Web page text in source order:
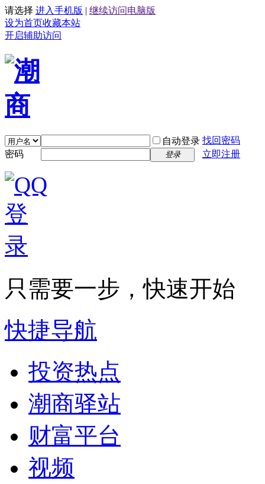
请选择 进入手机版 | 继续访问电脑版
设为首页收藏本站
开启辅助访问
自动登录 找回密码
密码
登录 立即注册
只需要一步，快速开始
快捷导航
投资热点
潮商驿站
财富平台
视频